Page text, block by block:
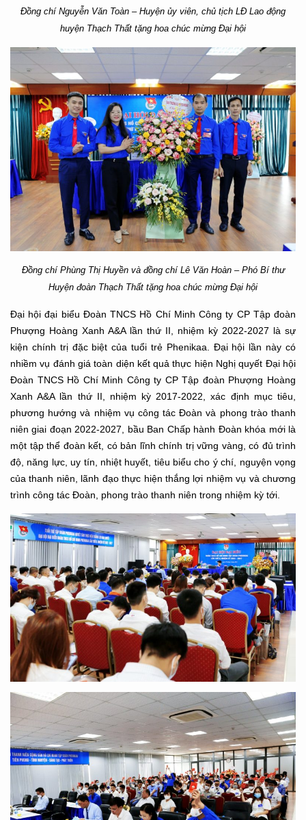
Đồng chí Nguyễn Văn Toàn – Huyện ủy viên, chủ tịch LĐ Lao động
huyện Thạch Thất tặng hoa chúc mừng Đại hội
Đồng chí Phùng Thị Huyền và đồng chí Lê Văn Hoàn – Phó Bí thư
Huyện đoàn Thạch Thất tặng hoa chúc mừng Đại hội
Đại hội đại biểu Đoàn TNCS Hồ Chí Minh Công ty CP Tập đoàn
Phượng Hoàng Xanh A&A lần thứ II, nhiệm kỳ 2022-2027 là sự
kiện chính trị đặc biệt của tuổi trẻ Phenikaa. Đại hội lần này có
nhiềm vụ đánh giá toàn diện kết quả thực hiện Nghị quyết Đại hội
Đoàn TNCS Hồ Chí Minh Công ty CP Tập đoàn Phượng Hoàng
Xanh A&A lần thứ II, nhiệm kỳ 2017-2022, xác định mục tiêu,
phương hướng và nhiệm vụ công tác Đoàn và phong trào thanh
niên giai đoạn 2022-2027, bầu Ban Chấp hành Đoàn khóa mới là
một tập thể đoàn kết, có bản lĩnh chính trị vững vàng, có đủ trình
độ, năng lực, uy tín, nhiệt huyết, tiêu biểu cho ý chí, nguyện vọng
của thanh niên, lãnh đạo thực hiện thắng lợi nhiệm vụ và chương
trình công tác Đoàn, phong trào thanh niên trong nhiệm kỳ tới.